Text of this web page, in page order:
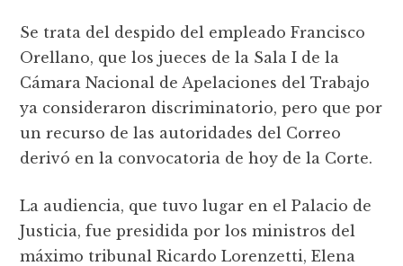
Se trata del despido del empleado Francisco
Orellano, que los jueces de la Sala I de la
Cámara Nacional de Apelaciones del Trabajo
ya consideraron discriminatorio, pero que por
un recurso de las autoridades del Correo
derivó en la convocatoria de hoy de la Corte.
La audiencia, que tuvo lugar en el Palacio de
Justicia, fue presidida por los ministros del
máximo tribunal Ricardo Lorenzetti, Elena